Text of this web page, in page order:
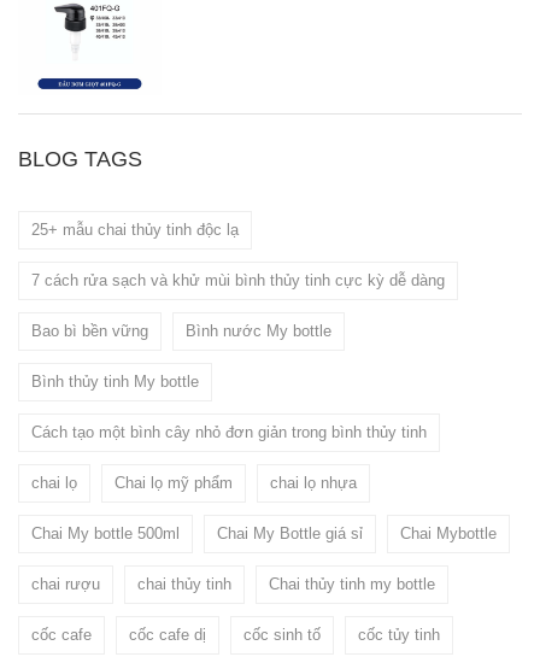
BLOG TAGS
25+ mẫu chai thủy tinh độc lạ
7 cách rửa sạch và khử mùi bình thủy tinh cực kỳ dễ dàng
Bao bì bền vững Bình nước My bottle
Bình thủy tinh My bottle
Cách tạo một bình cây nhỏ đơn giản trong bình thủy tinh
chai lọ Chai lọ mỹ phẩm chai lọ nhựa
Chai My bottle 500ml Chai My Bottle giá sỉ Chai Mybottle
chai rượu chai thủy tinh Chai thủy tinh my bottle
cốc cafe cốc cafe dị cốc sinh tố cốc tủy tinh